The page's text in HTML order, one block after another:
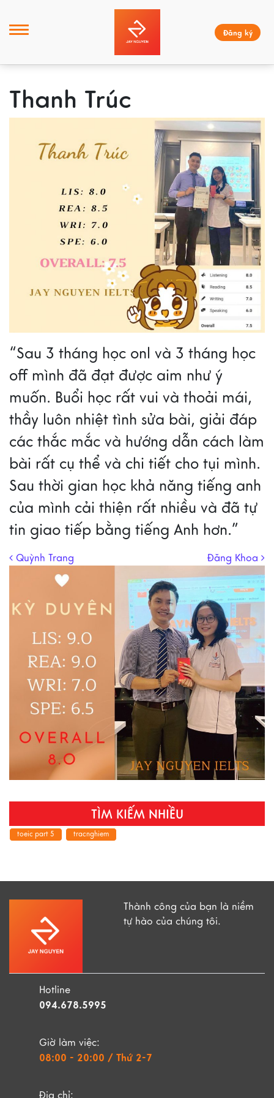
Đăng ký
Thanh Trúc
“Sau 3 tháng học onl và 3 tháng học
off mình đã đạt được aim như ý
muốn. Buổi học rất vui và thoải mái,
thầy luôn nhiệt tình sửa bài, giải đáp
các thắc mắc và hướng dẫn cách làm
bài rất cụ thể và chi tiết cho tụi mình.
Sau thời gian học khả năng tiếng anh
của mình cải thiện rất nhiều và đã tự
tin giao tiếp bằng tiếng Anh hơn.”
Post navigation
Quỳnh Trang Đăng Khoa
TÌM KIẾM NHIỀU
toeic part 5 tracnghiem
Thành công của bạn là niềm
tự hào của chúng tôi.
Hotline
094.678.5995
Giờ làm việc:
08:00 - 20:00 / Thứ 2-7
Địa chỉ: